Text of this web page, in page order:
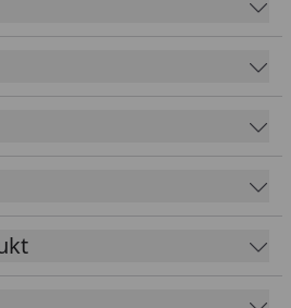
(Pfostenstärke:
und Regenfallrohr sind
aus eloxiertem
und robust (hagel- und